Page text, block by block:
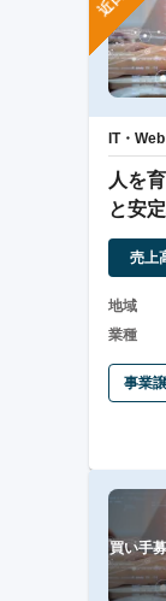
IT・
人を
と安
売上
地域
業種
事業
買い手